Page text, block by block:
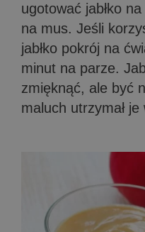
ugotować jabłko
na mus. Jeśli
jabłko pokrój na
minut na parze.
zmięknąć, ale być
maluch utrzymał je